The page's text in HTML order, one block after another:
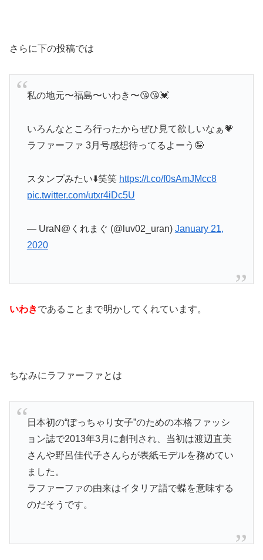
さらに下の投稿では
私の地元〜福島〜いわき〜😘😘💓
いろんなところ行ったからぜひ見て欲しいなぁ💗
ラファーファ 3月号感想待ってるよーう🤪
スタンプみたい⬇️笑笑 https://t.co/f0sAmJMcc8
pic.twitter.com/utxr4iDc5U
— UraN@くれまぐ (@luv02_uran) January 21,
2020
いわきであることまで明かしてくれています。
ちなみにラファーファとは
日本初の“ぽっちゃり女子”のための本格ファッシ
ョン誌で2013年3月に創刊され、当初は渡辺直美
さんや野呂佳代子さんらが表紙モデルを務めてい
ました。
ラファーファの由来はイタリア語で蝶を意味する
のだそうです。